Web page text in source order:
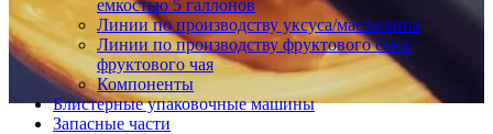
емкостью 5 галлонов
Линии по производству уксуса/масла/вина
Линии по производству фруктового сока/
фруктового чая
Компоненты
Блистерные упаковочные машины
Запасные части